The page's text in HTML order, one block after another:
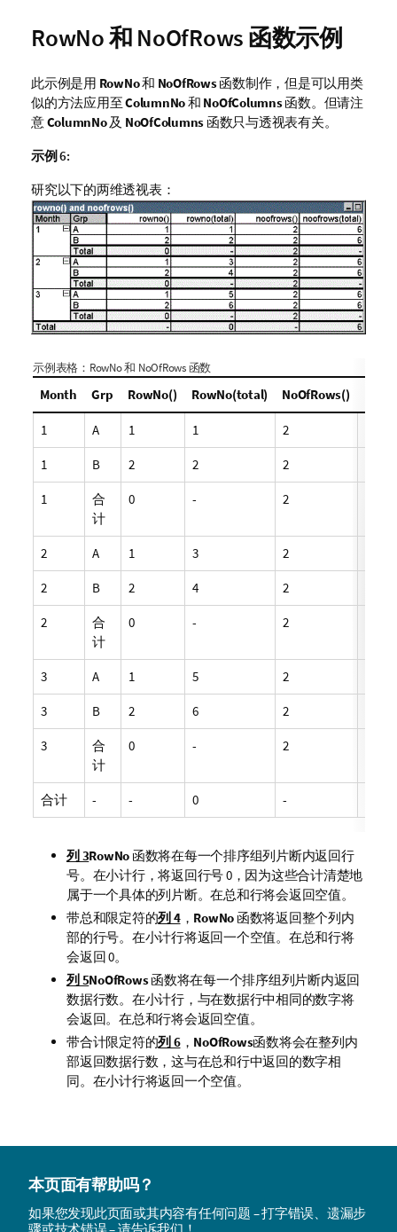
RowNo 和 NoOfRows 函数示例
此示例是用 RowNo和 NoOfRows函数制作，但是可以用类
似的方法应用至ColumnNo和 NoOfColumns函数。但请注
意ColumnNo及 NoOfColumns 函数只与透视表有关。
示例 6:
研究以下的两维透视表：
示例表格： RowNo和 NoOfRows函数
Month Grp RowNo() RowNo(total) NoOfRows()
1 A 1 1 2
1 B 2 2 2
1
合
计
0 - 2
2 A 1 3 2
2 B 2 4 2
2
合
计
0 - 2
3 A 1 5 2
3 B 2 6 2
3
合
计
0 - 2
合计 - - 0 -
列 3RowNo 函数将在每一个排序组列片断内返回行
号。在小计行，将返回行号 0，因为这些合计清楚地
属于一个具体的列片断。在总和行将会返回空值。
带总和限定符的列 4， RowNo 函数将返回整个列内
部的行号。在小计行将返回一个空值。在总和行将
会返回 0。
列 5NoOfRows函数将在每一个排序组列片断内返回
数据行数。在小计行，与在数据行中相同的数字将
会返回。在总和行将会返回空值。
带合计限定符的列 6， NoOfRows函数将会在整列内
部返回数据行数，这与在总和行中返回的数字相
同。在小计行将返回一个空值。
本页面有帮助吗？
如果您发现此页面或其内容有任何问题 – 打字错误、遗漏步